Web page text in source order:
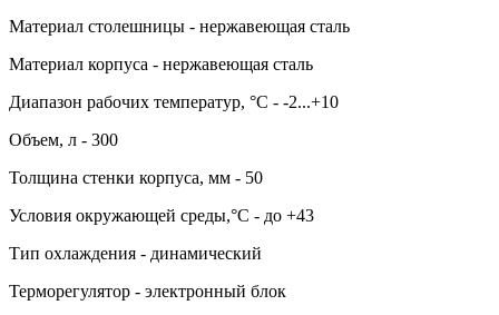
Материал столешницы - нержавеющая сталь
Материал корпуса - нержавеющая сталь
Диапазон рабочих температур, °C - -2...+10
Объем, л - 300
Толщина стенки корпуса, мм - 50
Условия окружающей среды,°C - до +43
Тип охлаждения - динамический
Терморегулятор - электронный блок